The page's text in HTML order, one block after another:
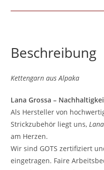
Beschreibung
Kettengarn aus Alpaka
Lana Grossa –
Als Hersteller von
Strickzubehör liegt uns,
am Herzen.
Wir sind GOTS zertifiziert
eingetragen. Faire